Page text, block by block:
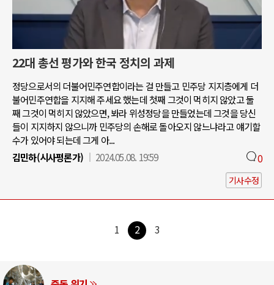
22대 총선 평가와 한국 정치의 과제
정당으로서의 더불어민주연합이라는 걸 만들고 민주당 지지층에게 더
불어민주연합을 지지해 주세요 했는데 첫째 그것이 먹히지 않았고 둘
째 그것이 먹히지 않았으면, 봐라 위성정당을 만들었는데 그것을 당신
들이 지지하지 않으니까 민주당의 손해로 돌아오지 않느냐라고 얘기할
수가 있어야 되는데 그게 아...
김민하(시사평론가)
2024.05.08. 19:59 0
기사수정
1 2 3